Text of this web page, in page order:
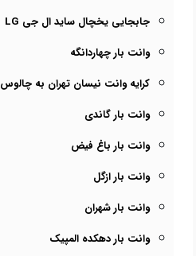
جابجایی یخچال ساید ال جی LG
وانت بار چهاردانگه
کرایه وانت نیسان تهران به چالوس
وانت بار گاندی
وانت بار باغ فیض
وانت بار ازگل
وانت بار شهران
وانت بار دهکده المپیک